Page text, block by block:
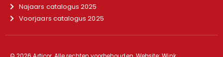
Najaars catalogus 2025
Voorjaars catalogus 2025